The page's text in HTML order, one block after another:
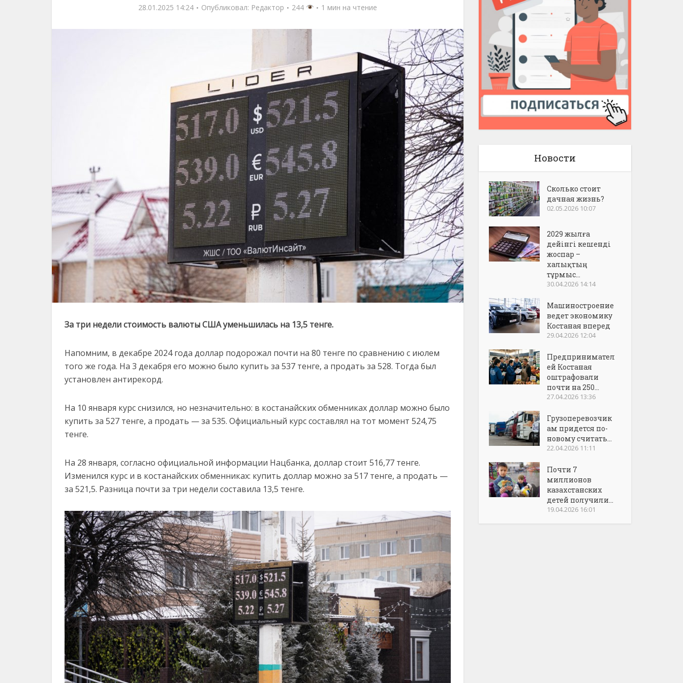
28.01.2025 14:24 Опубликовал: Редактор 244 1 мин на чтение
За три недели стоимость валюты США уменьшилась на 13,5 тенге.
Напомним, в декабре 2024 года доллар подорожал почти на 80 тенге по сравнению с июлем
того же года. На 3 декабря его можно было купить за 537 тенге, а продать за 528. Тогда был
установлен антирекорд.
На 10 января курс снизился, но незначительно: в костанайских обменниках доллар можно было
купить за 527 тенге, а продать — за 535. Официальный курс составлял на тот момент 524,75
тенге.
На 28 января, согласно официальной информации Нацбанка, доллар стоит 516,77 тенге.
Изменился курс и в костанайских обменниках: купить доллар можно за 517 тенге, а продать —
за 521,5. Разница почти за три недели составила 13,5 тенге.
Новости
Сколько стоит
дачная жизнь?
02.05.2026 10:07
2029 жылға
дейінгі кешенді
жоспар –
халықтың
тұрмыс...
30.04.2026 14:14
Машиностроение
ведет экономику
Костаная вперед
29.04.2026 12:04
Предпринимател
ей Костаная
оштрафовали
почти на 250...
27.04.2026 13:36
Грузоперевозчик
ам придется по-
новому считать...
22.04.2026 11:11
Почти 7
миллионов
казахстанских
детей получили...
19.04.2026 16:01